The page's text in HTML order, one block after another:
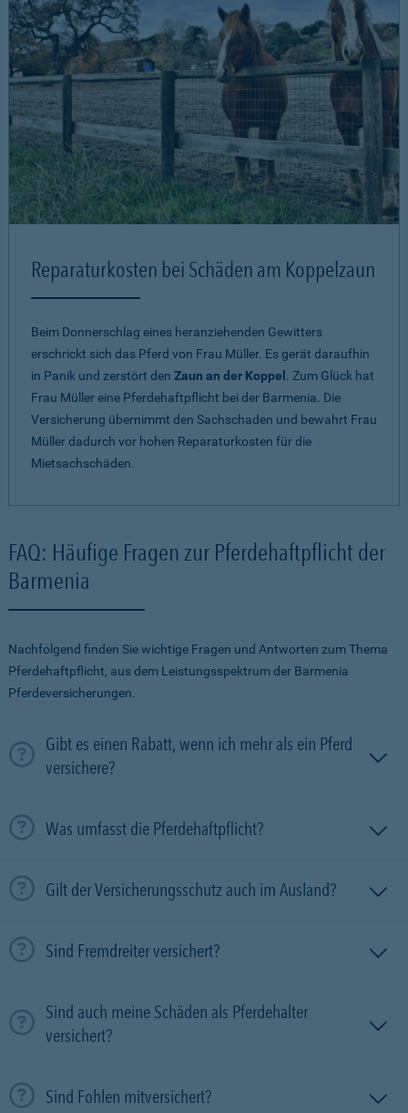
Reparaturkosten bei Schäden am Koppelzaun
Beim Donnerschlag eines heranziehenden Gewitters
erschrickt sich das Pferd von Frau Müller. Es gerät daraufhin
in Panik und zerstört den Zaun an der Koppel . Zum Glück hat
Frau Müller eine Pferdehaftpflicht bei der Barmenia. Die
Versicherung übernimmt den Sachschaden und bewahrt Frau
Müller dadurch vor hohen Reparaturkosten für die
Mietsachschäden.
FAQ: Häufige Fragen zur Pferdehaftpflicht der
Barmenia
Nachfolgend finden Sie wichtige Fragen und Antworten zum Thema
Pferdehaftpflicht, aus dem Leistungsspektrum der Barmenia
Pferdeversicherungen.
Gibt es einen Rabatt, wenn ich mehr als ein Pferd
versichere?
Was umfasst die Pferdehaftpflicht?
Gilt der Versicherungsschutz auch im Ausland?
Sind Fremdreiter versichert?
Sind auch meine Schäden als Pferdehalter
versichert?
Sind Fohlen mitversichert?